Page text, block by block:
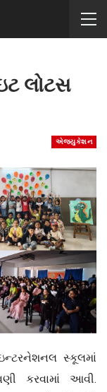
લોટસ
એજ્યુકેશન
સ્કૂલમાં
કરવામાં આવી.